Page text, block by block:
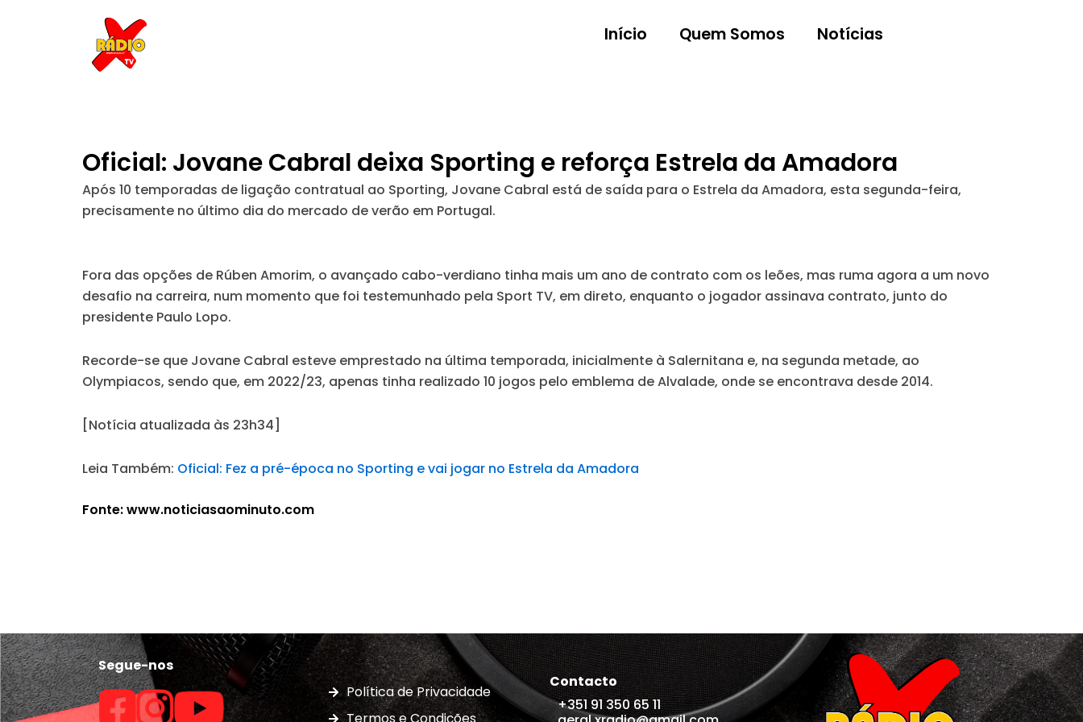
Início Quem Somos Notícias
Oficial: Jovane Cabral deixa Sporting e reforça Estrela da Amadora
Após 10 temporadas de ligação contratual ao Sporting, Jovane Cabral está de saída para o Estrela da Amadora, esta segunda-feira,
precisamente no último dia do mercado de verão em Portugal.
Fora das opções de Rúben Amorim, o avançado cabo-verdiano tinha mais um ano de contrato com os leões, mas ruma agora a um novo
desafio na carreira, num momento que foi testemunhado pela Sport TV, em direto, enquanto o jogador assinava contrato, junto do
presidente Paulo Lopo.
Recorde-se que Jovane Cabral esteve emprestado na última temporada, inicialmente à Salernitana e, na segunda metade, ao
Olympiacos, sendo que, em 2022/23, apenas tinha realizado 10 jogos pelo emblema de Alvalade, onde se encontrava desde 2014.
[Notícia atualizada às 23h34]
Leia Também: Oficial: Fez a pré-época no Sporting e vai jogar no Estrela da Amadora
Fonte: www.noticiasaominuto.com
Segue-nos
Política de Privacidade
Contacto
+351 91 350 65 11